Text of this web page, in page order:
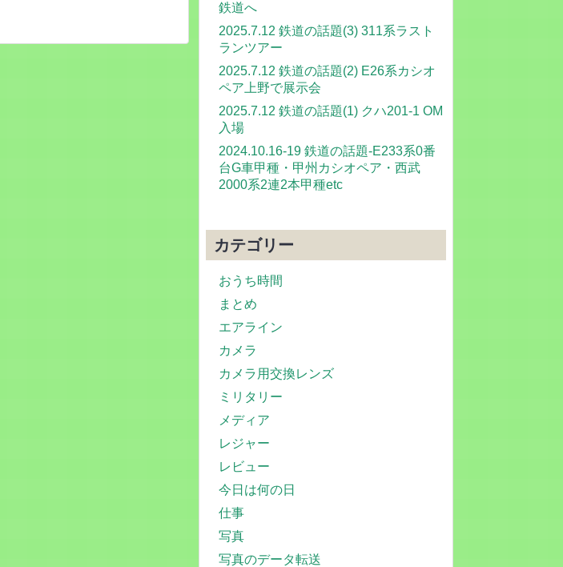
鉄道へ
2025.7.12 鉄道の話題(3) 311系ラスト
ランツアー
2025.7.12 鉄道の話題(2) E26系カシオ
ペア上野で展示会
2025.7.12 鉄道の話題(1) クハ201-1 OM
入場
2024.10.16-19 鉄道の話題-E233系0番
台G車甲種・甲州カシオペア・西武
2000系2連2本甲種etc
カテゴリー
おうち時間
まとめ
エアライン
カメラ
カメラ用交換レンズ
ミリタリー
メディア
レジャー
レビュー
今日は何の日
仕事
写真
写真のデータ転送